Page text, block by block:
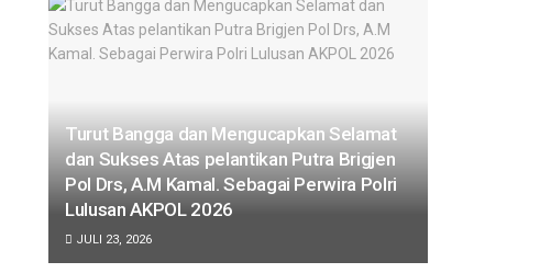
Turut Bangga dan Mengucapkan Selamat
dan Sukses Atas pelantikan Putra Brigjen
Pol Drs, A.M Kamal. Sebagai Perwira Polri
Lulusan AKPOL 2026
JULI 23, 2026